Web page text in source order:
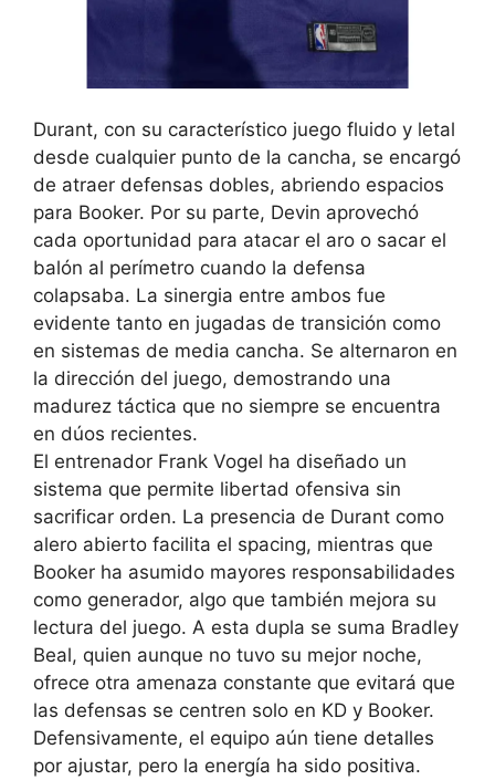
Durant, con su característico juego fluido y letal
desde cualquier punto de la cancha, se encargó
de atraer defensas dobles, abriendo espacios
para Booker. Por su parte, Devin aprovechó
cada oportunidad para atacar el aro o sacar el
balón al perímetro cuando la defensa
colapsaba. La sinergia entre ambos fue
evidente tanto en jugadas de transición como
en sistemas de media cancha. Se alternaron en
la dirección del juego, demostrando una
madurez táctica que no siempre se encuentra
en dúos recientes.
El entrenador Frank Vogel ha diseñado un
sistema que permite libertad ofensiva sin
sacrificar orden. La presencia de Durant como
alero abierto facilita el spacing, mientras que
Booker ha asumido mayores responsabilidades
como generador, algo que también mejora su
lectura del juego. A esta dupla se suma Bradley
Beal, quien aunque no tuvo su mejor noche,
ofrece otra amenaza constante que evitará que
las defensas se centren solo en KD y Booker.
Defensivamente, el equipo aún tiene detalles
por ajustar, pero la energía ha sido positiva.